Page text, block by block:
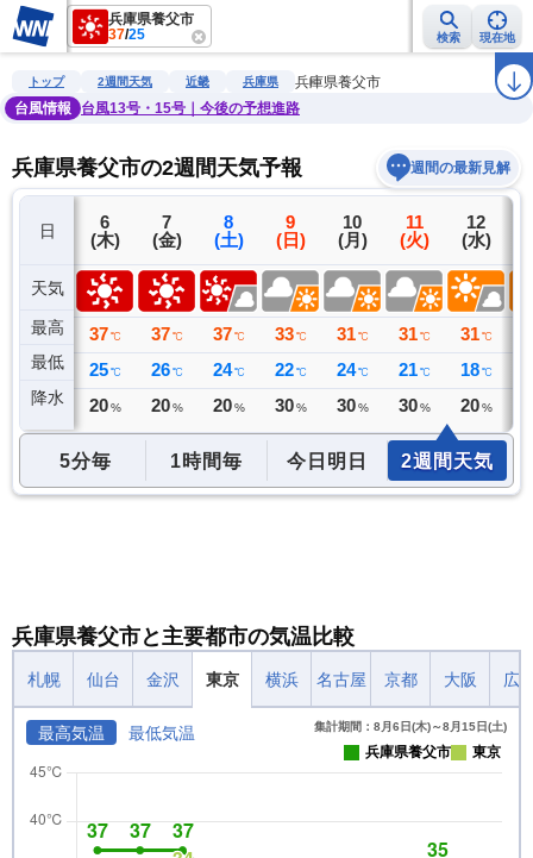
兵庫県養父市
37/25 検索 現在地
雨雲レーダー 台風情報 地震情報 警報・注意報 ラ
トップ 2週間天気 近畿 兵庫県
兵庫県養父市
台風情報
台風13号・15号｜今後の予想進路
兵庫県養父市の2週間天気予報 週間の最新見解
日
天気
最高
最低
降水
5
(水)
36 ℃
25 ℃
0 ミリ
6
(木)
37 ℃
25 ℃
20 %
7
(金)
37 ℃
26 ℃
20 %
8
(土)
37 ℃
24 ℃
20 %
9
(日)
33 ℃
22 ℃
30 %
10
(月)
31 ℃
24 ℃
30 %
11
(火)
31 ℃
21 ℃
30 %
12
(水)
31 ℃
18 ℃
20 %
5分毎 1時間毎 今日明日 2週間天気
兵庫県養父市と主要都市の気温比較
札幌 仙台 金沢 東京 横浜 名古屋 京都 大阪 広
最高気温 最低気温 集計期間：8月6日(木)～8月15日(土)
兵庫県養父市 東京